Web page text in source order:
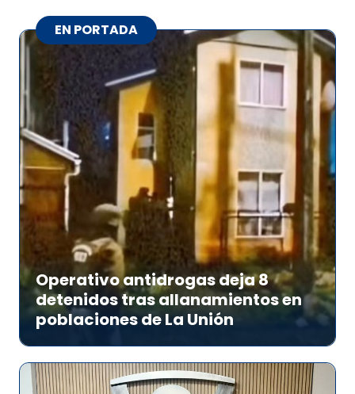
EN PORTADA
Operativo antidrogas deja 8
detenidos tras allanamientos en
poblaciones de La Unión